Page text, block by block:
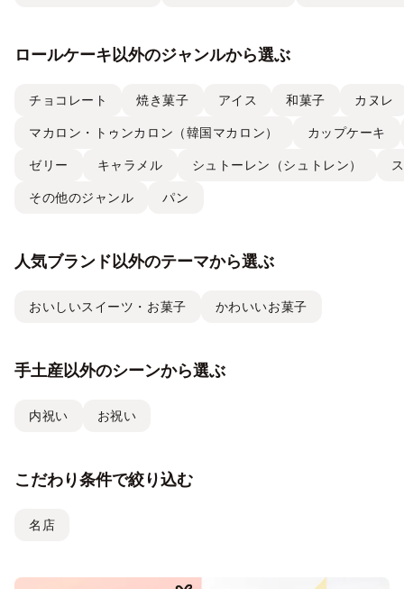
ロールケーキ以外のジャンルから選ぶ
チョコレート 焼き菓子 アイス 和菓子 カヌレ
マカロン・トゥンカロン（韓国マカロン） カップケーキ
ゼリー キャラメル シュトーレン（シュトレン）
その他のジャンル パン
人気ブランド以外のテーマから選ぶ
おいしいスイーツ・お菓子 かわいいお菓子
手土産以外のシーンから選ぶ
内祝い お祝い
こだわり条件で絞り込む
名店